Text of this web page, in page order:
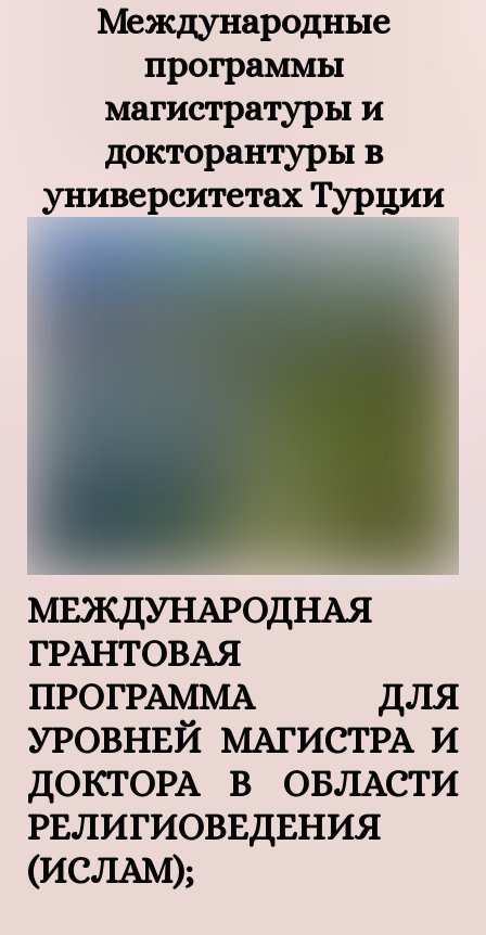
Международные
программы
магистратуры и
докторантуры в
университетах Турции
МЕЖДУНАРОДНАЯ
ГРАНТОВАЯ
ПРОГРАММА ДЛЯ
УРОВНЕЙ МАГИСТРА И
ДОКТОРА В ОБЛАСТИ
РЕЛИГИОВЕДЕНИЯ
(ИСЛАМ);